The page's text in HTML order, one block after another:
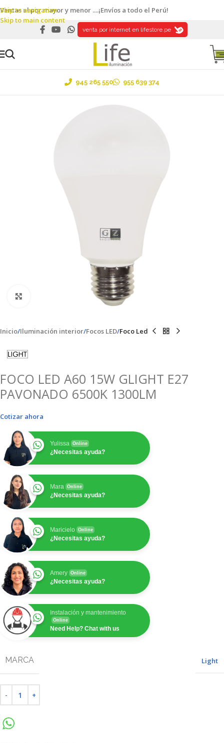
Skip to navigation
Skip to main content
Ventas al por mayor y menor ....¡Envíos a todo el Perú!
venta por internet en lifestore.pe
945 265 550 955 639 374
Inicio Iluminación interior Focos LED Foco Led
FOCO LED A60 15W GLIGHT E27
PAVONADO 6500K 1300LM
Cotizar ahora
Yulissa Online
¿Necesitas ayuda?
Mara Online
¿Necesitas ayuda?
Maricielo Online
¿Necesitas ayuda?
Amery Online
¿Necesitas ayuda?
Instalación y mantenimiento
Online
Need Help? Chat with us
MARCA Light